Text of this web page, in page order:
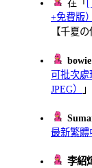
在「
+免費版）
【千夏
可批次處
JPEG）
最新繁體
李紹